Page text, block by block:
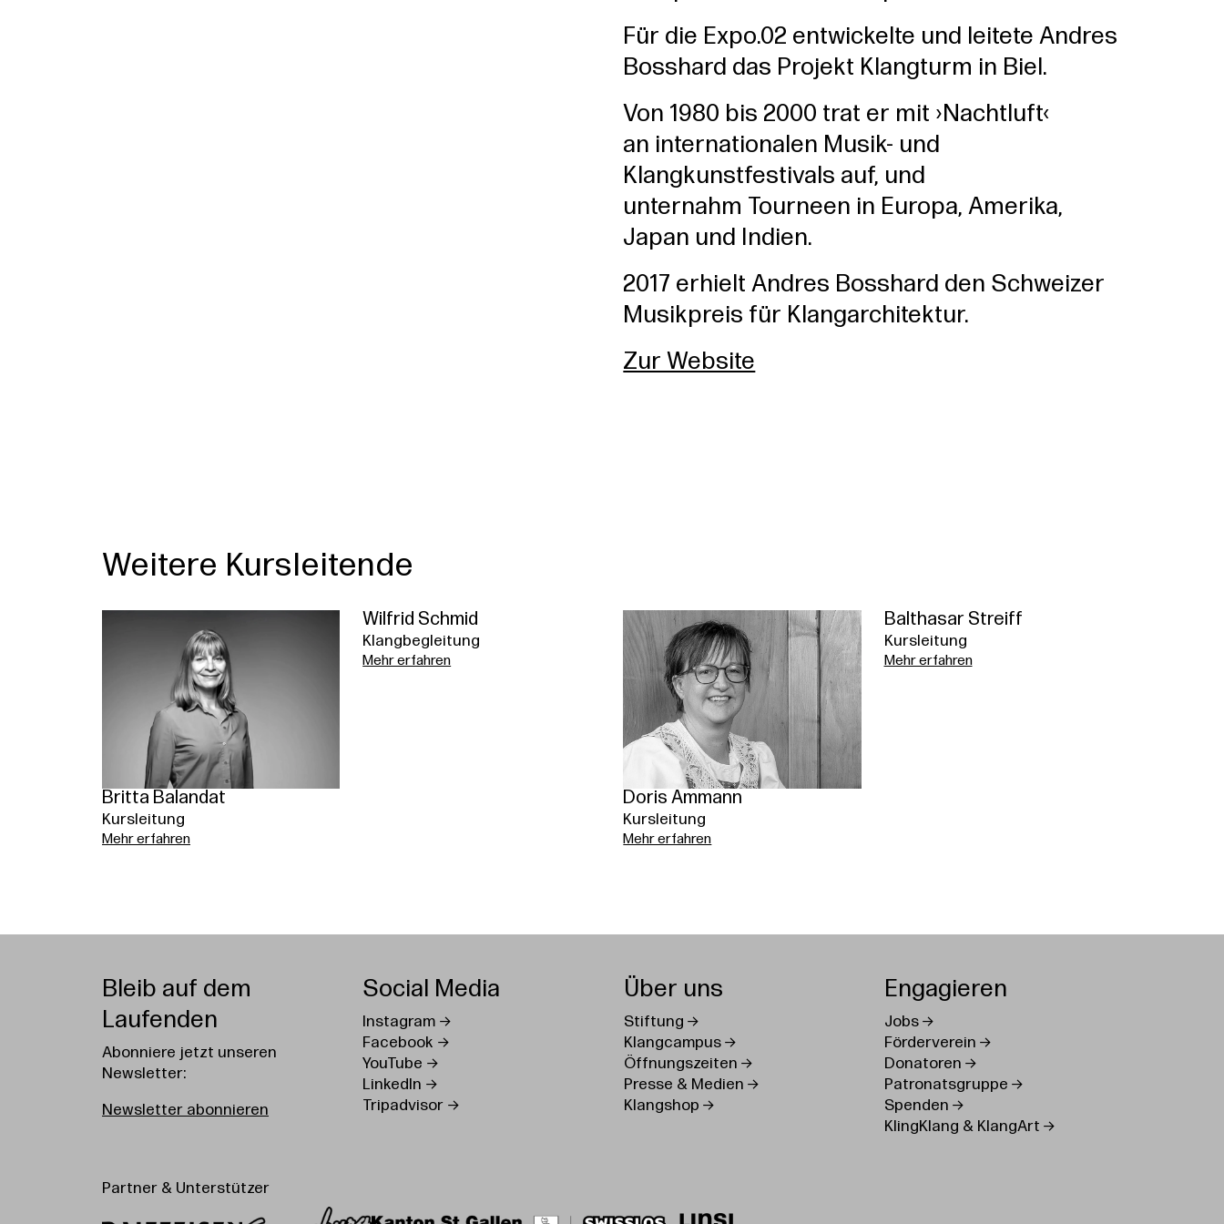
Für die Expo.02 entwickelte und leitete Andres
Bosshard das Projekt Klangturm in Biel.
Von 1980 bis 2000 trat er mit ›Nachtluft‹
an internationalen Musik- und
Klangkunstfestivals auf, und
unternahm Tourneen in Europa, Amerika,
Japan und Indien.
2017 erhielt Andres Bosshard den Schweizer
Musikpreis für Klangarchitektur.
Zur Website
Weitere Kursleitende
Britta Balandat
Kursleitung
Mehr erfahren
Wilfrid Schmid
Klangbegleitung
Mehr erfahren
Doris Ammann
Kursleitung
Mehr erfahren
Balthasar Streiff
Kursleitung
Mehr erfahren
Bleib auf dem
Laufenden
Abonniere jetzt unseren
Newsletter:
Newsletter abonnieren
Social Media
Instagram
Facebook
YouTube
LinkedIn
Tripadvisor
Über uns
Stiftung
Klangcampus
Öffnungszeiten
Presse & Medien
Klangshop
Engagieren
Jobs
Förderverein
Donatoren
Patronatsgruppe
Spenden
KlingKlang & KlangArt
Partner & Unterstützer